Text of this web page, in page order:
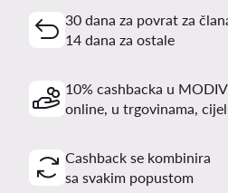
30 dana za povrat za
14 dana za ostale
10% cashbacka u
online, u trgovinama,
Cashback se kombinira
sa svakim popustom